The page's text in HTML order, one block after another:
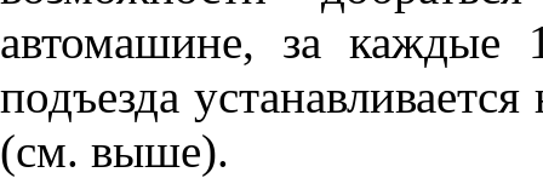
автомашине, за каждые
подъезда
(см. выше).